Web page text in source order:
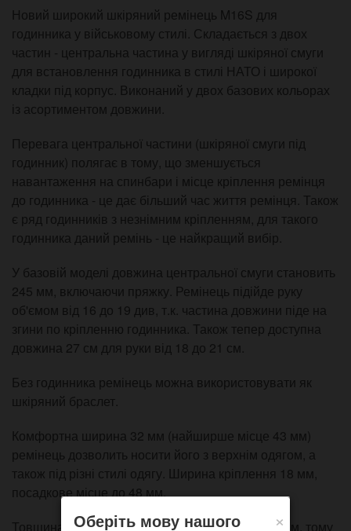
Новий широкий шкіряний ремінець M16S для
годинника у військовому стилі. Складається з двох
частин - центральна частина у вигляді шкіряної смуги
для встановлення годинника в стилі НАТО і широкої
кладки під корпус. Виконаний у двох базових кольорах
із асортиментом довжини.
Перевага центральної частини (шкіряної смуги під
годинник) полягає в тому, що зменшується
навантаження на спинбари і місце кріплення ремінця
до годинника - це дає більший час життя ремінця. Також
є ряд годинників з незнімним кріпленням, для такого
годинника даний ремінь - це найкращий вибір.
У базовій моделі довжина центральної смуги становить
245 мм, включаючи пряжку. Ремінець підійде руку
об'ємом від 16 до 19 див, т.к. частина довжини піде на
згини по кріпленню годинника. Також тепер доступна
довжина 27 см для руки від 18 до 21 см.
Без годинника ремінець можна використовувати як
шкіряний браслет.
Комфортна ширина 32 мм (найширше місце 43 мм)
ремінець дозволить носити його з верхнім одягом, а
також під різні стилі одягу. Ширина кріплення 18 мм,
посадкове місце до 48 мм.
Товщина шкіри центральної смуги близько 1.5 мм, тому
×
Оберіть мову нашого